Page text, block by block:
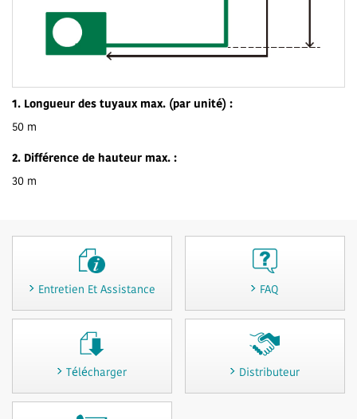
1. Longueur des tuyaux max. (par unité) :
50 m
2. Différence de hauteur max. :
30 m
Entretien Et Assistance FAQ
Télécharger Distributeur